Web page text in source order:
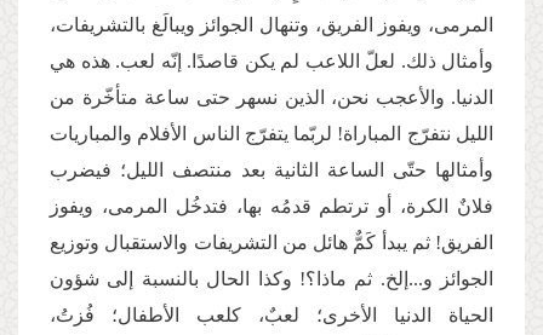
المرمى، ويفوز الفريق، وتنهال الجوائز ويبالَغ بالتشريفات،
وأمثال ذلك. لعلّ اللاعب لم يكن قاصدًا. إنّه لعب. هذه هي
الدنيا. والأعجب نحن، الذين نسهر حتى ساعة متأخّرة من
الليل نتفرّج المباراة! لربّما يتفرّج الناس الأفلام والمباريات
وأمثالها حتّى الساعة الثانية بعد منتصف الليل؛ فيضرب
فلانٌ الكرة، أو ترتطم قدمُه بها، فتدخُل المرمى، ويفوز
الفريق! ثم يبدأ كَمٌّ هائل من التشريفات والاستقبال وتوزيع
الجوائز و...إلخ. ثم ماذا؟! وكذا الحال بالنسبة إلى شؤون
الحياة الدنيا الأخرى؛ لعبٌ، كلعب الأطفال؛ فُزتُ،